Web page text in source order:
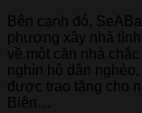
Bên cạnh đó,
phương xây nhà
về một căn nhà
nghìn hộ dân
được trao tặng cho
Biên…